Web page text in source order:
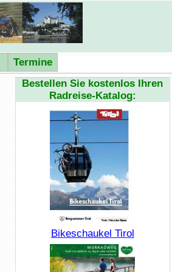
Termine
Bestellen Sie kostenlos Ihren
Radreise-Katalog:
Bikeschaukel Tirol